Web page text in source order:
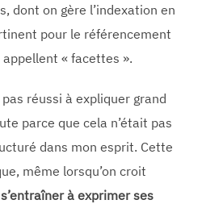
dont on gère l’indexation en
pour le référencement
« facettes ».
réussi à expliquer grand
parce que cela n’était pas
dans mon esprit. Cette
même lorsqu’on croit
s’entraîner à exprimer ses